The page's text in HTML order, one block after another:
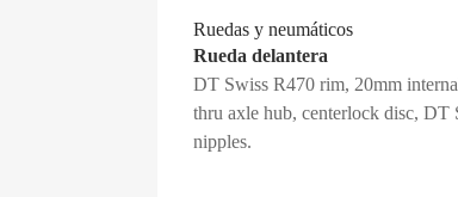
Ruedas y neumáticos
Rueda delantera
DT Swiss R470 rim, 20mm
thru axle hub, centerlock disc, DT
nipples.